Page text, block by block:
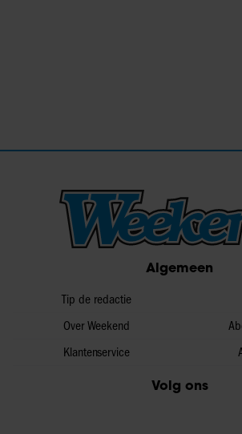
Algemeen
Tip de redactie
Over Weekend
Klantenservice
Volg ons